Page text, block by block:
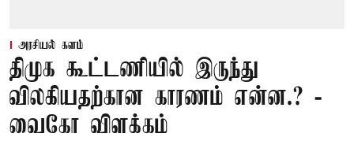
அரசியல் களம்
திமுக கூட்டணியில் இருந்து
விலகியதற்கான காரணம் என்ன.? -
வைகோ விளக்கம்